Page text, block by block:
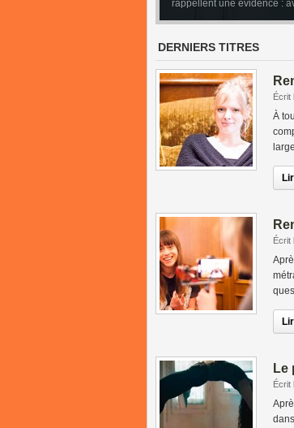
rappellent une évidence :
Leone. Mais derrière la
DERNIERS TITRES
Écrit
À
Écrit
Le
Écrit